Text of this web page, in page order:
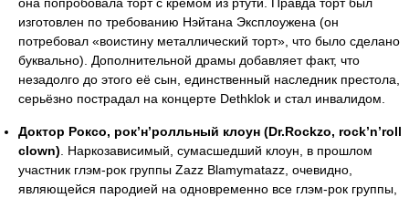
изготовлен по требованию Нэйтана Эксплоужена (он
потребовал «воистину металлический торт», что было сделано
буквально). Дополнительной драмы добавляет факт, что
незадолго до этого её сын, единственный наследник престола,
серьёзно пострадал на концерте Dethklok и стал инвалидом.
Доктор Роксо, рок’н’ролльный клоун (Dr.Rockzo, rock’n’roll
clown) . Наркозависимый, сумасшедший клоун, в прошлом
участник глэм-рок группы Zazz Blamymatazz, очевидно,
являющейся пародией на одновременно все глэм-рок группы,